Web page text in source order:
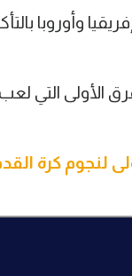
وأوروبا
الأولى التي
لنجوم كرة